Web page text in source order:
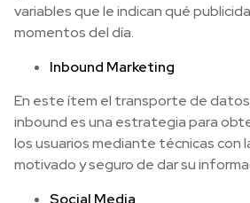
variables que le indican qué
momentos del día.
Inbound Marketing
En este ítem el transporte de datos
inbound es una estrategia para
los usuarios mediante técnicas con
motivado y seguro de dar su
Social Media